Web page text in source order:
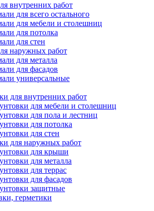
внутренних работ
для всего остального
для мебели и столешниц
для потолка
для стен
наружных работ
для металла
для фасадов
универсальные
для внутренних работ
для мебели и столешниц
для пола и лестниц
для потолка
для стен
для наружных работ
для крыши
для металла
для террас
для фасадов
защитные
герметики